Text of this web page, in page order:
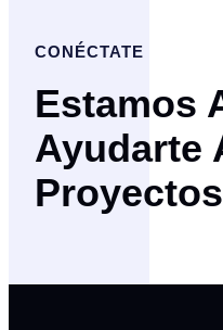
CONÉCTATE
Estamos
Ayudarte
Proyectos